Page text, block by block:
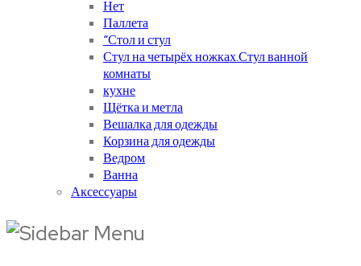
Нет
Паллета
“Стол и стул
Стул на четырёх ножках.Стул ванной
комнаты
кухне
Щётка и метла
Вешалка для одежды
Корзина для одежды
Ведром
Ванна
Аксессуары